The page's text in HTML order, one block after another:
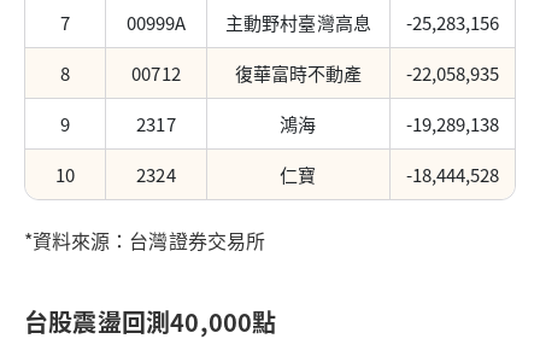
7
00999A 主動野村臺灣高息
-25,283,156
8
00712 復華富時不動產
-22,058,935
9
2317 鴻海
-19,289,138
10
2324 仁寶 -18,444,528
*資料來源：台灣證券交易所
台股震盪回測40,000點